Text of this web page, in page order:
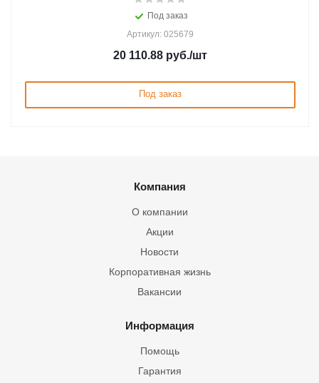
Под заказ
Артикул: 025679
20 110.88 руб./шт
Под заказ
Компания
О компании
Акции
Новости
Корпоративная жизнь
Вакансии
Информация
Помощь
Гарантия